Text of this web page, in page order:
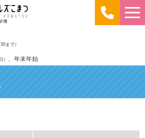
まで）
） 、年末年始